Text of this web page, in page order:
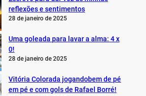
reflexões e sentimentos
28 de janeiro de 2025
Uma goleada para lavar a alma: 4 x
0!
28 de janeiro de 2025
Vitória Colorada jogandobem de pé
em pé e com gols de Rafael Borré!